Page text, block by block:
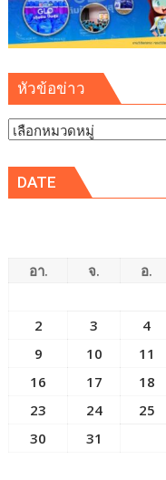
หัวข้อข่าว
หัวข้อ
DATE
อา. จ. อ.
2
3 4
9
10 11
16
17 18
23
24 25
30
31